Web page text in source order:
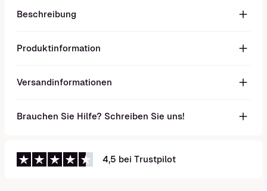
Beschreibung
Produktinformation
Versandinformationen
Brauchen Sie Hilfe? Schreiben Sie uns!
4,5 bei Trustpilot